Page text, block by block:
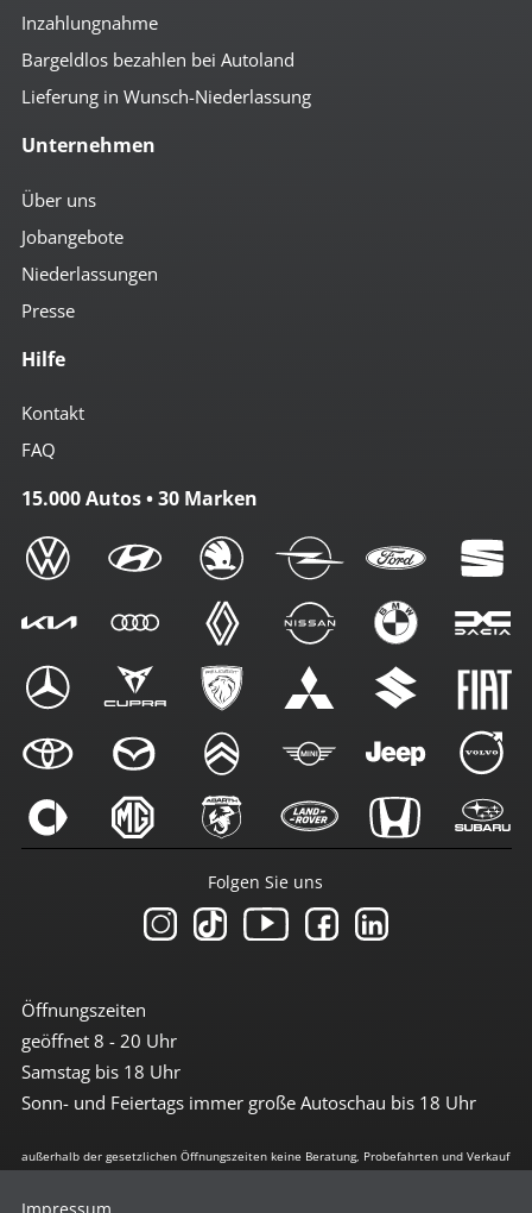
Inzahlungnahme
Bargeldlos bezahlen bei Autoland
Lieferung in Wunsch-Niederlassung
Unternehmen
Über uns
Jobangebote
Niederlassungen
Presse
Hilfe
Kontakt
FAQ
15.000 Autos • 30 Marken
Öffnungszeiten
geöffnet 8 - 20 Uhr
Samstag bis 18 Uhr
Sonn- und Feiertags immer große Autoschau bis 18 Uhr
Folgen Sie uns
außerhalb der gesetzlichen Öffnungszeiten keine Beratung, Probefahrten und Verkauf